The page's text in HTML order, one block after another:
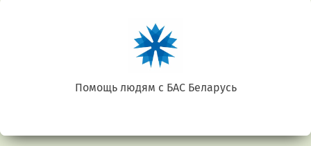
Помощь людям с БАС Беларусь